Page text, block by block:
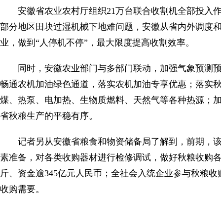
安徽省农业农村厅组织21万台联合收割机全部投入
部分地区田块过湿机械下地难问题，安徽从省内外调度
业，做到“人停机不停”，最大限度提高收割效率。
同时，安徽农业部门与多部门联动，加强气象预测
畅通农机加油绿色通道，落实农机加油专享优惠；落实
煤、热泵、电加热、生物质燃料、天然气等各种热源；
省秋粮生产的平稳有序。
记者另从安徽省粮食和物资储备局了解到，前期，
素准备，对各类收购器材进行检修调试，做好秋粮收购
斤、资金逾345亿元人民币；全社会入统企业参与秋粮
收购需要。